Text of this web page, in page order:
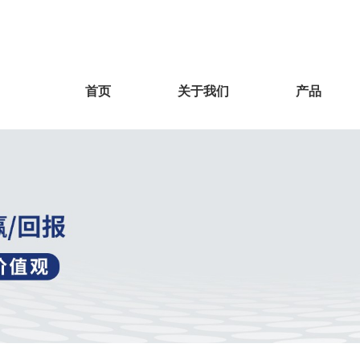
首页 关于我们 产品